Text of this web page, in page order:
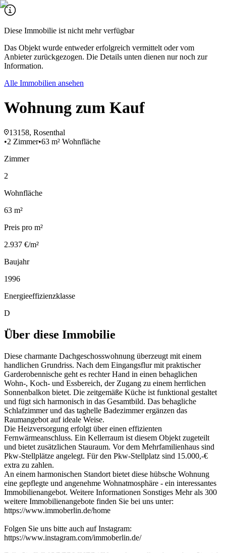
Diese Immobilie ist nicht mehr verfügbar
Das Objekt wurde entweder erfolgreich vermittelt oder vom
Anbieter zurückgezogen. Die Details unten dienen nur noch zur
Information.
Alle Immobilien ansehen
Wohnung zum Kauf
13158, Rosenthal
•2 Zimmer•63 m² Wohnfläche
Zimmer
2
Wohnfläche
63 m²
Preis pro m²
2.937 €/m²
Baujahr
1996
Energieeffizienzklasse
D
Über diese Immobilie
Diese charmante Dachgeschosswohnung überzeugt mit einem
handlichen Grundriss. Nach dem Eingangsflur mit praktischer
Garderobennische geht es rechter Hand in einen behaglichen
Wohn-, Koch- und Essbereich, der Zugang zu einem herrlichen
Sonnenbalkon bietet. Die zeitgemäße Küche ist funktional gestaltet
und fügt sich harmonisch in das Gesamtbild. Das behagliche
Schlafzimmer und das taghelle Badezimmer ergänzen das
Raumangebot auf ideale Weise.
Die Heizversorgung erfolgt über einen effizienten
Fernwärmeanschluss. Ein Kellerraum ist diesem Objekt zugeteilt
und bietet zusätzlichen Stauraum. Vor dem Mehrfamilienhaus sind
Pkw-Stellplätze angelegt. Für den Pkw-Stellplatz sind 15.000,-€
extra zu zahlen.
An einem harmonischen Standort bietet diese hübsche Wohnung
eine gepflegte und angenehme Wohnatmosphäre - ein interessantes
Immobilienangebot. Weitere Informationen Sonstiges Mehr als 300
weitere Immobilienangebote finden Sie bei uns unter:
https://www.immoberlin.de/home
Folgen Sie uns bitte auch auf Instagram:
https://www.instagram.com/immoberlin.de/